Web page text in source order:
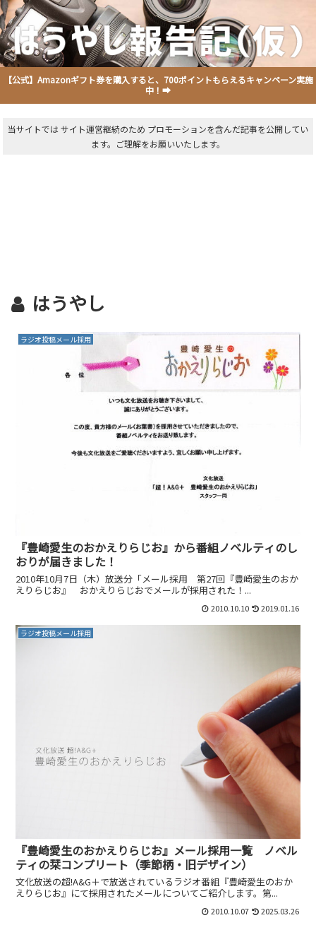
【公式】Amazonギフト券を購入すると、700ポイントもらえるキャンペーン実施
中！➡
当サイトでは サイト運営継続のため プロモーションを含んだ記事を公開してい
ます。ご理解をお願いいたします。
はうやし
ラジオ投稿メール採用
『豊崎愛生のおかえりらじお』から番組ノベルティのし
おりが届きました！
2010年10月7日（木）放送分「メール採用 第27回『豊崎愛生のおか
えりらじお』 おかえりらじおでメールが採用された！...
2010.10.10 2019.01.16
ラジオ投稿メール採用
『豊崎愛生のおかえりらじお』メール採用一覧 ノベル
ティの栞コンプリート（季節柄・旧デザイン）
文化放送の超!A&G＋で放送されているラジオ番組『豊崎愛生のおか
えりらじお』にて採用されたメールについてご紹介します。第...
2010.10.07 2025.03.26